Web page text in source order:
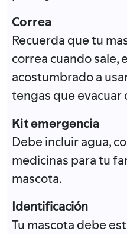
Correa
Recuerda que tu
correa cuando sale,
acostumbrado a
tengas que evacuar
Kit emergencia
Debe incluir agua,
medicinas para tu
mascota.
Identificación
Tu mascota debe